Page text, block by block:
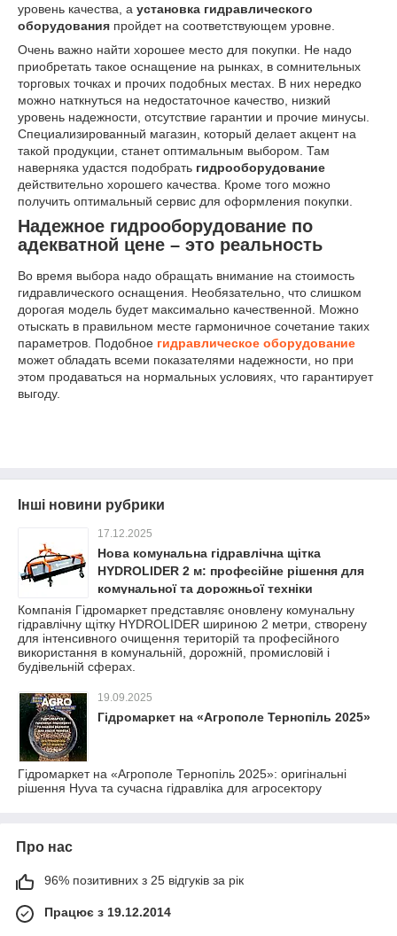
уровень качества, а установка гидравлического
оборудования пройдет на соответствующем уровне.
Очень важно найти хорошее место для покупки. Не надо
приобретать такое оснащение на рынках, в сомнительных
торговых точках и прочих подобных местах. В них нередко
можно наткнуться на недостаточное качество, низкий
уровень надежности, отсутствие гарантии и прочие минусы.
Специализированный магазин, который делает акцент на
такой продукции, станет оптимальным выбором. Там
наверняка удастся подобрать гидрооборудование
действительно хорошего качества. Кроме того можно
получить оптимальный сервис для оформления покупки.
Надежное гидрооборудование по
адекватной цене – это реальность
Во время выбора надо обращать внимание на стоимость
гидравлического оснащения. Необязательно, что слишком
дорогая модель будет максимально качественной. Можно
отыскать в правильном месте гармоничное сочетание таких
параметров. Подобное гидравлическое оборудование
может обладать всеми показателями надежности, но при
этом продаваться на нормальных условиях, что гарантирует
выгоду.
Інші новини рубрики
17.12.2025
Нова комунальна гідравлічна щітка
HYDROLIDER 2 м: професійне рішення для
комунальної та дорожньої техніки
Компанія Гідромаркет представляє оновлену комунальну
гідравлічну щітку HYDROLIDER шириною 2 метри, створену
для інтенсивного очищення територій та професійного
використання в комунальній, дорожній, промисловій і
будівельній сферах.
19.09.2025
Гідромаркет на «Агрополе Тернопіль 2025»
Гідромаркет на «Агрополе Тернопіль 2025»: оригінальні
рішення Hyva та сучасна гідравліка для агросектору
Про нас
96% позитивних з 25 відгуків за рік
Працює з 19.12.2014